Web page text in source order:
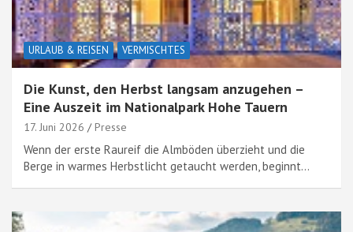
URLAUB & REISEN VERMISCHTES
Die Kunst, den Herbst langsam anzugehen –
Eine Auszeit im Nationalpark Hohe Tauern
17. Juni 2026 Presse
Wenn der erste Raureif die Almböden überzieht und die
Berge in warmes Herbstlicht getaucht werden, beginnt…